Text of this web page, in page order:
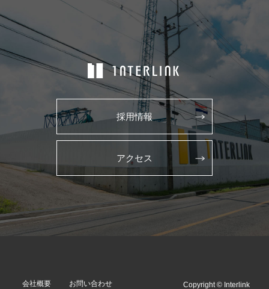
採用情報
アクセス
会社概要 お問い合わせ Copyright © Interlink